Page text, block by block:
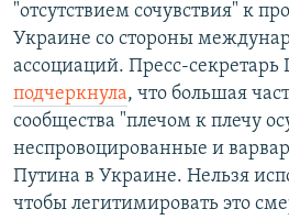
"отсутствием сочувствия" к
Украине со стороны
ассоциаций. Пресс-секретарь
подчеркнула, что большая
сообщества "плечом к плечу
неспровоцированные и
Путина в Украине. Нельзя
чтобы легитимировать это